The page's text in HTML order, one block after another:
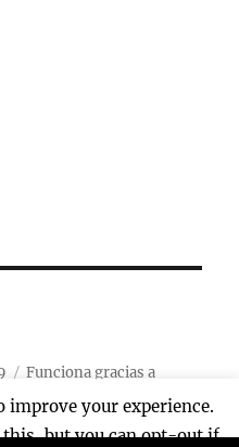
Funciona gracias a
improve your experience.
but you can opt-out if